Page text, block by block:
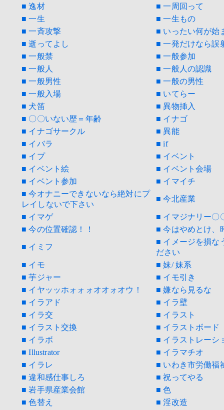
■ 逸材
■ 一周回って
■ 一生
■ 一生もの
■ 一斉攻撃
■ いったい何が始
■ 逝ってよし
■ 一発だけなら誤
■ 一般禁
■ 一般参加
■ 一般人
■ 一般人の認識
■ 一般男性
■ 一般の男性
■ 一般入場
■ いてらー
■ 犬笛
■ 異物挿入
■ 〇〇いない歴＝年齢
■ イナゴ
■ イナゴサークル
■ 異能
■ イバラ
■ if
■ イプ
■ イベント
■ イベント絵
■ イベント会場
■ イベント参加
■ イマイチ
■ 今オナニーできないなら絶対にプ
レイしないで下さい
■ 今北産業
■ イマゲ
■ イマジナリー〇
■ 今の位置確認！！
■ 今はやめとけ、
■ イミフ
■ イメージを損な
ださい
■ イモ
■ 妹/ 妹系
■ 芋ジャー
■ イモ引き
■ イヤッッホォォォオオォオウ！
■ 嫌なら見るな
■ イラアド
■ イラ壁
■ イラ交
■ イラスト
■ イラスト交換
■ イラストボード
■ イラボ
■ イラストレーシ
■ Illustrator
■ イラマチオ
■ イラレ
■ いわき市労働福
■ 違和感仕事しろ
■ 祝ってやる
■ 岩手県産業会館
■ 色
■ 色替え
■ 淫改造